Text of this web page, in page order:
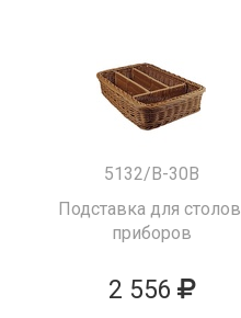
5132/B-30B
Подставка для столов.
приборов
2 556